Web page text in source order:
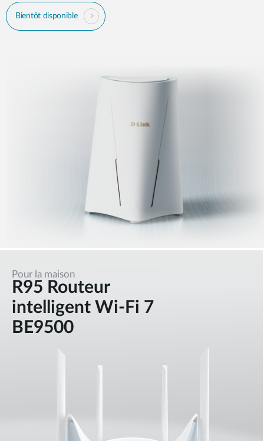
Bientôt disponible
Pour la maison
R95 Routeur
intelligent Wi-Fi 7
BE9500